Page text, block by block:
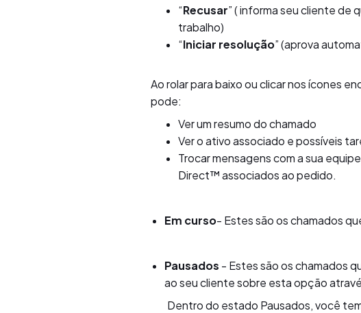
“Recusar” ( informa seu cliente de
trabalho)
“Iniciar resolução” (aprova
Ao rolar para baixo ou clicar nos ícones
pode:
Ver um resumo do chamado
Ver o ativo associado e possíveis
Trocar mensagens com a sua
Direct™ associados ao pedido.
Em curso- Estes são os chamados
Pausados - Estes são os chamados
ao seu cliente sobre esta opção
Dentro do estado Pausados, você tem